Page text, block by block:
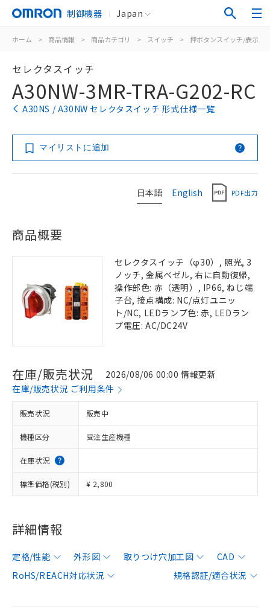
制御機器 Japan
ホーム > 商品情報 > 商品カテゴリ > スイッチ > 押ボタンスイッチ/表示灯
セレクタスイッチ
A30NW-3MR-TRA-G202-RC
A30NS / A30NW セレクタスイッチ 形式仕様一覧
マイリストに追加
日本語 English PDF出力
商品概要
セレクタスイッチ（φ30）, 照光, 3
ノッチ, 金属ベゼル, 右に自動復帰,
操作部色: 赤（透明）, IP66, ねじ端
子台, 接点構成: NC/点灯ユニッ
ト/NC, LEDランプ色: 赤, LEDラン
プ電圧: AC/DC24V
在庫/販売状況
2026/08/06 00:00 情報更新
在庫/販売状況 ご利用条件
販売状況 販売中
機種区分 受注生産機種
在庫状況
標準価格(税別) ¥ 2,800
詳細情報
定格/性能 外形図 取りつけ穴加工図
CAD
RoHS/REACH対応状況
規格認証/適合状況